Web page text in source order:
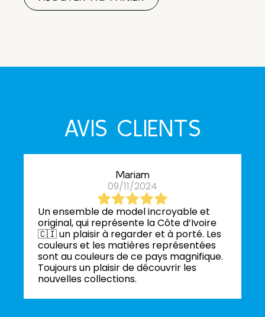
Tote
AVIS CLIENTS
Mariam
09/11/2024
Un ensemble de model incroyable et
original, qui représente la Côte d’Ivoire
🇨🇮 un plaisir à regarder et à porté. Les
couleurs et les matières représentées
sont au couleurs de ce pays magnifique.
Toujours un plaisir de découvrir les
nouvelles collections.